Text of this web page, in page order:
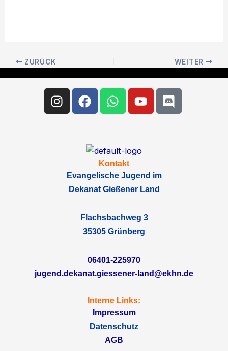
ZURÜCK WEITER
Instagram
FacebookWhatsapp
YoutubeDiscord
Kontakt
Evangelische Jugend im
Dekanat Gießener Land
Flachsbachweg 3
35305 Grünberg
06401-225970
jugend.dekanat.giessener-land@ekhn.de
Interne Links:
Impressum
Datenschutz
AGB